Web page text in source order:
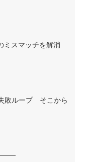
ミスマッチを解消
敗ループ そこから